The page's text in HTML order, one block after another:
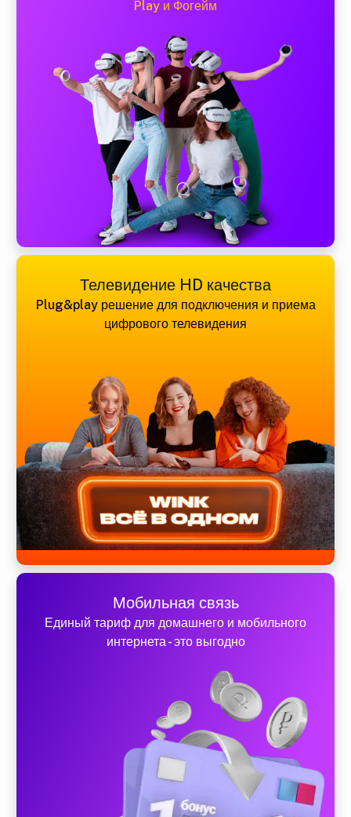
Play и Фогейм
Телевидение HD качества
Plug&play решение для подключения и приема
цифрового телевидения
Мобильная связь
Единый тариф для домашнего и мобильного
интернета - это выгодно